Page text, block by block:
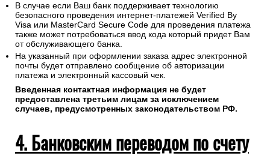
В случае если Ваш банк поддерживает технологию
безопасного проведения интернет-платежей Verified By
Visa или MasterCard Secure Code для проведения платежа
также может потребоваться ввод кода который придет Вам
от обслуживающего банка.
На указанный при оформлении заказа адрес электронной
почты будет отправлено сообщение об авторизации
платежа и электронный кассовый чек.
Введенная контактная информация не будет
предоставлена третьим лицам за исключением
случаев, предусмотренных законодательством РФ.
4. Банковским переводом по счету